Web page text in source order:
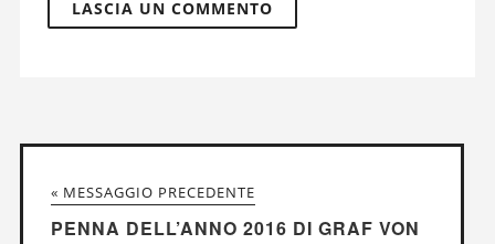
« MESSAGGIO PRECEDENTE
PENNA DELL’ANNO 2016 DI GRAF VON